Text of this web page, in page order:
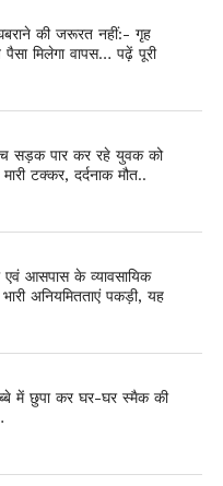
की जरूरत नहीं:- गृह
मिलेगा वापस… पढ़ें पूरी
सड़क पार कर रहे युवक को
टक्कर, दर्दनाक मौत..
एवं आसपास के व्यावसायिक
भारी अनियमितताएं पकड़ी, यह
में छुपा कर घर-घर स्मैक की